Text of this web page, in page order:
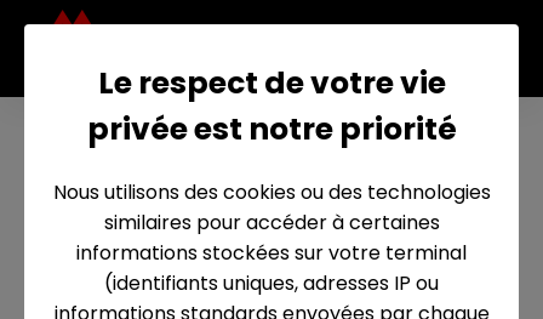
361
5
Mo
niq
ue
Le respect de votre vie
privée est notre priorité
Nous utilisons des cookies ou des technologies
similaires pour accéder à certaines
informations stockées sur votre terminal
(identifiants uniques, adresses IP ou